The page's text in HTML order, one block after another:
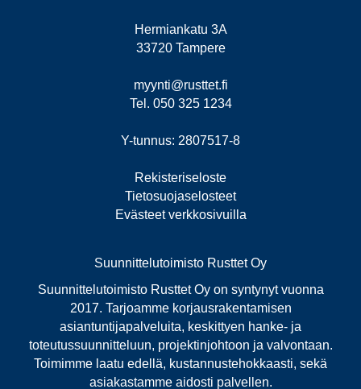
Hermiankatu 3A
33720 Tampere
myynti@rusttet.fi
Tel. 050 325 1234
Y-tunnus: 2807517-8
Rekisteriseloste
Tietosuojaselosteet
Evästeet verkkosivuilla
Suunnittelutoimisto Rusttet Oy
Suunnittelutoimisto Rusttet Oy on syntynyt vuonna
2017. Tarjoamme korjausrakentamisen
asiantuntijapalveluita, keskittyen hanke- ja
toteutussuunnitteluun, projektinjohtoon ja valvontaan.
Toimimme laatu edellä, kustannustehokkaasti, sekä
asiakastamme aidosti palvellen.